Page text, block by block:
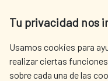
Tu privacidad nos
Usamos cookies para
realizar ciertas
sobre cada una de las
Tel. +34 900 20 30 54​​​​​​​
AECID